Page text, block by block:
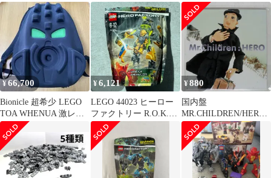
ローたち 全10種セット
ル ブラック 2個
¥66,700
Bionicle 超希少 LEGO
TOA WHENUA 激レア
バックパック
¥6,121
LEGO 44023 ヒーロー
ファクトリー R.O.K.A
クローラー 未組立 開封
品
¥880
国内盤
MR.CHILDREN/HERO/
TOYS FACTORY
TFCC89065 CD □